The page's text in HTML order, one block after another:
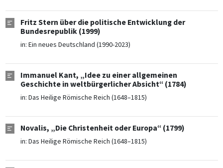
Fritz Stern über die politische Entwicklung der
Bundesrepublik (1999)
in: Ein neues Deutschland (1990-2023)
Immanuel Kant, „Idee zu einer allgemeinen
Geschichte in weltbürgerlicher Absicht“ (1784)
in: Das Heilige Römische Reich (1648–1815)
Novalis, „Die Christenheit oder Europa“ (1799)
in: Das Heilige Römische Reich (1648–1815)